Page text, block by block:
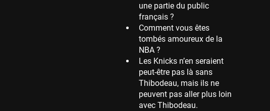
Chicago Bulls
41 sessions
Memphis Grizzlies
39 sessions
Cleveland Cavaliers
38 sessions
Orlando Magic
36 sessions
une partie du public
français ?
Comment vous êtes
tombés amoureux de la
NBA ?
Les Knicks n’en seraient
peut-être pas là sans
Thibodeau, mais ils ne
peuvent pas aller plus loin
avec Thibodeau.